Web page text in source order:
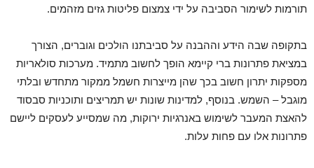
תורמות לשימור הסביבה על ידי צמצום פליטות גזים מזהמים.
בתקופה שבה הידע וההבנה על סביבתנו הולכים וגוברים, הצורך
במציאת פתרונות ברי קיימא הופך לחשוב מתמיד. מערכות סולאריות
מספקות יתרון חשוב בכך שהן מייצרות חשמל ממקור מתחדש ובלתי
מוגבל – השמש. בנוסף, למדינות שונות יש תמריצים ותוכניות סבסוד
להאצת המעבר לשימוש באנרגיות ירוקות, מה שמסייע לעסקים ליישם
פתרונות אלו עם פחות עלות.